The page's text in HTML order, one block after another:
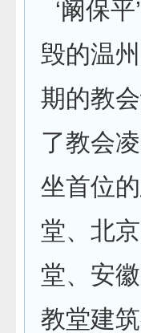
‘阚保
毁的温
期的教
了教会
坐首位
堂、北
堂、安
教堂建